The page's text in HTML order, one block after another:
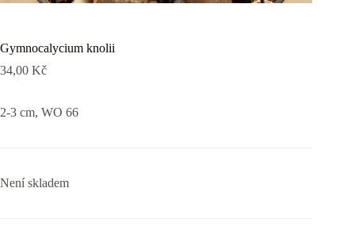
Gymnocalycium knolii
34,00 Kč
2-3 cm, WO 66
Není skladem